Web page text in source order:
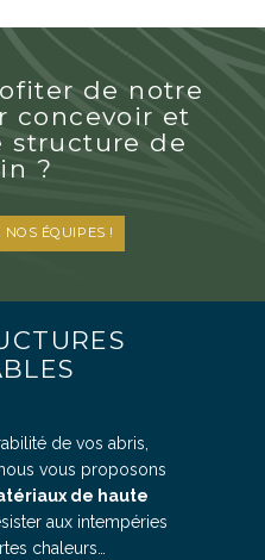
de notre
concevoir et
structure de
?
ÉQUIPES !
de vos abris,
vous proposons
de haute
aux intempéries
chaleurs…